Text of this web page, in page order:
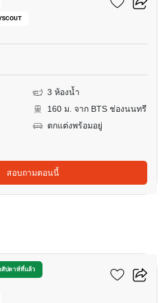
3 ห้องน้ำ
160 ม. จาก BTS ช่องนนทรี
ตกแต่งพร้อมอยู่
สอบถามตอนนี้
สัปดาห์ที่แล้ว